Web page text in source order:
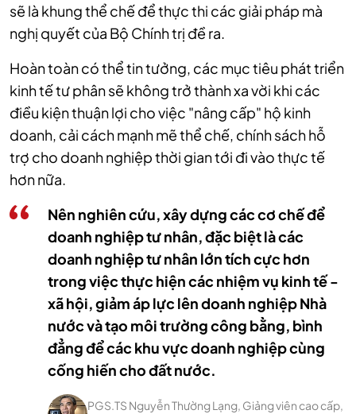
sẽ là khung thể chế để thực thi các giải pháp mà
nghị quyết của Bộ Chính trị đề ra.
Hoàn toàn có thể tin tưởng, các mục tiêu phát triển
kinh tế tư phân sẽ không trở thành xa vời khi các
điều kiện thuận lợi cho việc "nâng cấp" hộ kinh
doanh, cải cách mạnh mẽ thể chế, chính sách hỗ
trợ cho doanh nghiệp thời gian tới đi vào thực tế
hơn nữa.
Nên nghiên cứu, xây dựng các cơ chế để
doanh nghiệp tư nhân, đặc biệt là các
doanh nghiệp tư nhân lớn tích cực hơn
trong việc thực hiện các nhiệm vụ kinh tế -
xã hội, giảm áp lực lên doanh nghiệp Nhà
nước và tạo môi trường công bằng, bình
đẳng để các khu vực doanh nghiệp cùng
cống hiến cho đất nước.
PGS.TS Nguyễn Thường Lạng, Giảng viên cao cấp,